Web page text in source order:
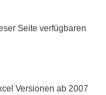
Seite verfügbaren
Versionen ab 2007